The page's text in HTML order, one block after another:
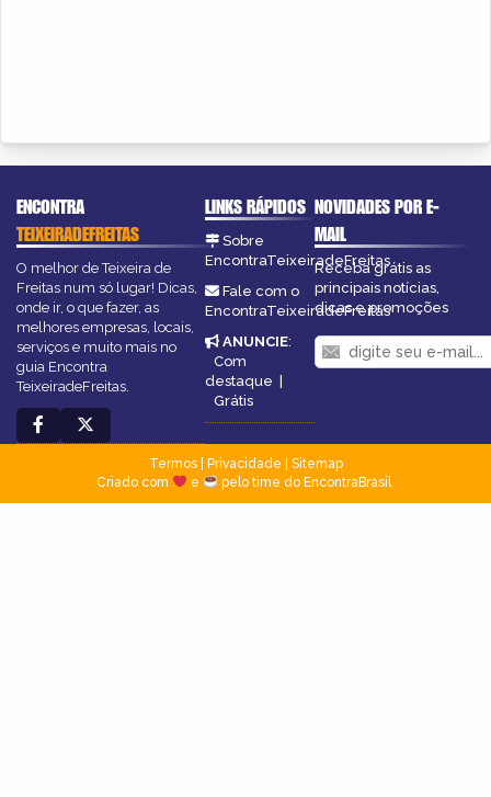
ENCONTRA
TEIXEIRADEFREITAS
O melhor de Teixeira de
Freitas num só lugar! Dicas,
onde ir, o que fazer, as
melhores empresas, locais,
serviços e muito mais no
guia Encontra
TeixeiradeFreitas.
LINKS RÁPIDOS
Sobre
EncontraTeixeiradeFreitas
Fale com o
EncontraTeixeiradeFreitas
ANUNCIE:
Com
destaque
Grátis
NOVIDADES POR E-
MAIL
Receba grátis as
principais notícias,
dicas e promoções
Termos| Privacidade
Sitemap
Criado com
e pelo time do EncontraBrasil